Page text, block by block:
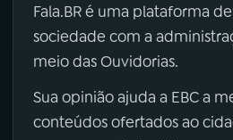
Fala.BR é uma plataforma
sociedade com a
meio das Ouvidorias.
Sua opinião ajuda a EBC a
conteúdos ofertados ao